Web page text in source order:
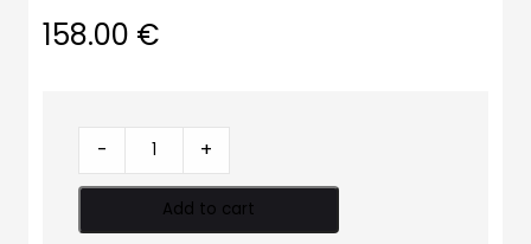
158.00 €
Elektrinis
vandens
šildytuvas
virš
- +
Add to cart